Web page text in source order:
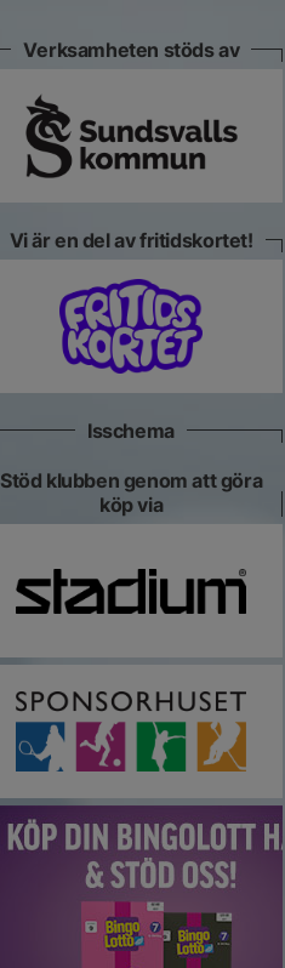
Verksamheten stöds av
Vi är en del av fritidskortet!
Isschema
Stöd klubben genom att göra
köp via